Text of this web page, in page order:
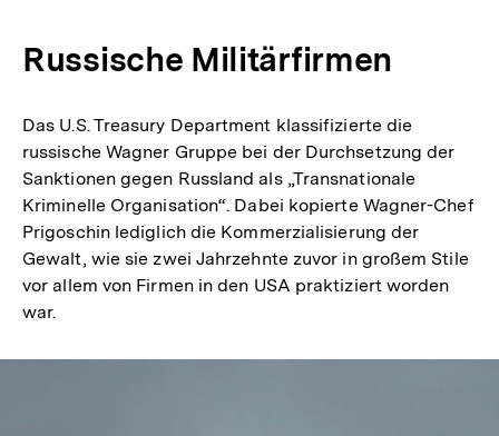
Russische Militärfirmen
Das U.S. Treasury Department klassifizierte die
russische Wagner Gruppe bei der Durchsetzung der
Sanktionen gegen Russland als „Transnationale
Kriminelle Organisation“. Dabei kopierte Wagner-Chef
Prigoschin lediglich die Kommerzialisierung der
Gewalt, wie sie zwei Jahrzehnte zuvor in großem Stile
vor allem von Firmen in den USA praktiziert worden
war.